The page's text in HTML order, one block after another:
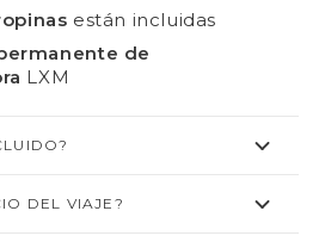
están incluidas
de
LXM
DEL VIAJE?